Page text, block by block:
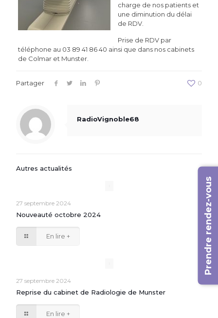
charge de nos patients et
une diminution du délai
de RDV.
Prise de RDV par
téléphone au 03 89 41 86 40 ainsi que dans nos cabinets
de Colmar et Munster.
Partager 0
RadioVignoble68
Autres actualités
27 septembre 2024
Nouveauté octobre 2024
En lire +
27 septembre 2024
Reprise du cabinet de Radiologie de Munster
En lire +
Prendre rendez-vous